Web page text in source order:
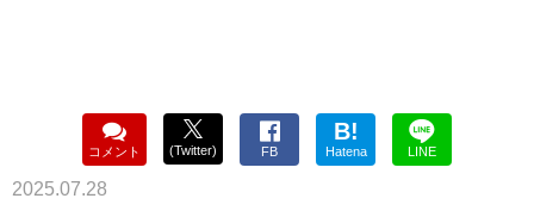
コメント (Twitter) FB
B!
Hatena LINE
2025.07.28